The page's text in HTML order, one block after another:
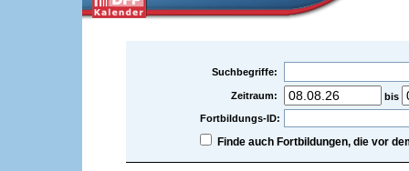
Suchbegriffe:
Zeitraum:
bis
Fortbildungs-ID:
Finde auch Fortbildungen, die vor